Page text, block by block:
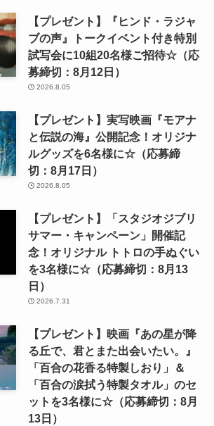
【プレゼント】『ヒンド・ラジャ
ブの声』トークイベント付き特別
試写会に10組20名様ご招待☆（応
募締切：8月12日）
2026.8.05
【プレゼント】実写映画『モアナ
と伝説の海』公開記念！オリジナ
ルグッズを6名様に☆（応募締
切：8月17日）
2026.8.05
【プレゼント】「スタジオジブリ
サマー・キャンペーン」開催記
念！オリジナル トトロの手ぬぐい
を3名様に☆（応募締切：8月13
日）
2026.7.31
【プレゼント】映画『あの星が降
る丘で、君とまた出会いたい。』
「百合の花香る特製しおり」＆
「百合の涙拭う特製タオル」のセ
ットを3名様に☆（応募締切：8月
13日）